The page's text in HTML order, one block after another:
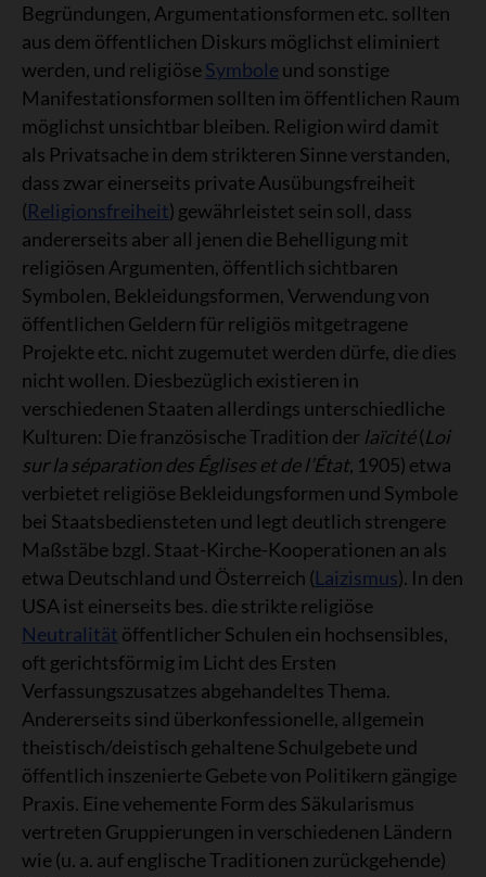
Begründungen, Argumentationsformen etc. sollten
aus dem öffentlichen Diskurs möglichst eliminiert
werden, und religiöseSymboleund sonstige
Manifestationsformen sollten im öffentlichen Raum
möglichst unsichtbar bleiben. Religion wird damit
als Privatsache in dem strikteren Sinne verstanden,
dass zwar einerseits private Ausübungsfreiheit
(Religionsfreiheit) gewährleistet sein soll, dass
andererseits aber all jenen die Behelligung mit
religiösen Argumenten, öffentlich sichtbaren
Symbolen, Bekleidungsformen, Verwendung von
öffentlichen Geldern für religiös mitgetragene
Projekte etc. nicht zugemutet werden dürfe, die dies
nicht wollen. Diesbezüglich existieren in
verschiedenen Staaten allerdings unterschiedliche
Kulturen: Die französische Tradition der laïcité(Loi
sur la séparation des Églises et de l’État, 1905) etwa
verbietet religiöse Bekleidungsformen und Symbole
bei Staatsbediensteten und legt deutlich strengere
Maßstäbe bzgl. Staat-Kirche-Kooperationen an als
etwa Deutschland und Österreich (Laizismus). In den
USA ist einerseits bes. die strikte religiöse
Neutralität öffentlicher Schulen ein hochsensibles,
oft gerichtsförmig im Licht des Ersten
Verfassungszusatzes abgehandeltes Thema.
Andererseits sind überkonfessionelle, allgemein
theistisch/deistisch gehaltene Schulgebete und
öffentlich inszenierte Gebete von Politikern gängige
Praxis. Eine vehemente Form des Säkularismus
vertreten Gruppierungen in verschiedenen Ländern
wie (u. a. auf englische Traditionen zurückgehende)